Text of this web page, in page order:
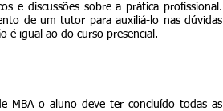
e discussões sobre a prática profissional.
de um tutor para auxiliá-lo nas dúvidas
é igual ao do curso presencial.
MBA o aluno deve ter concluído todas as